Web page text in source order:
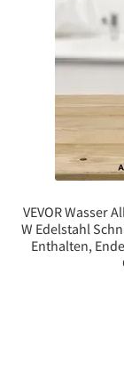
VEVOR Wasser
W Edelstahl
Enthalten,